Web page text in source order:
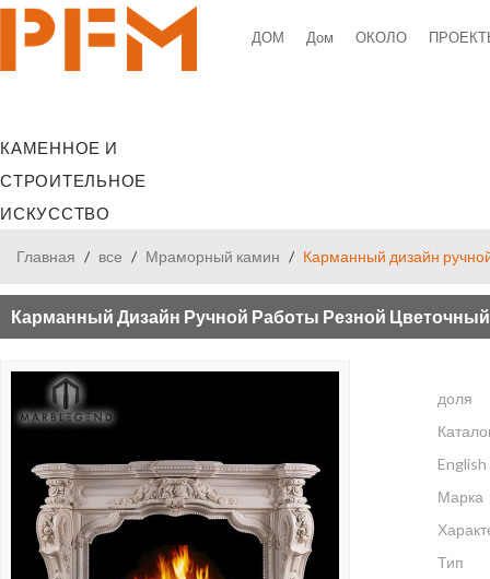
КАМЕННОЕ И
СТРОИТЕЛЬНОЕ
ИСКУССТВО
ДОМ Дом ОКОЛО
Главная / все / Мраморный камин / Карманный дизайн
Карманный Дизайн Ручной Работы Резной
доля
Марка
Тип